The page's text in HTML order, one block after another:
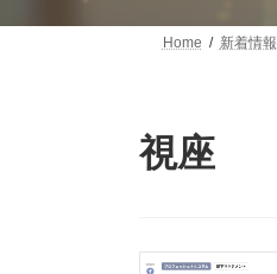
Home 新着情報
視座